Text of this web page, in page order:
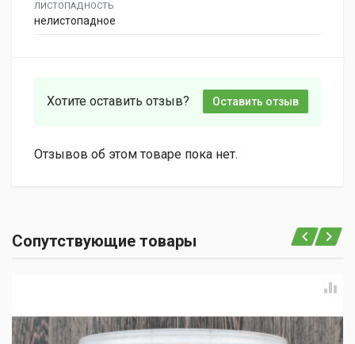
ЛИСТОПАДНОСТЬ
нелистопадное
Хотите оставить отзыв? Оставить отзыв
Отзывов об этом товаре пока нет.
Сопутствующие товары